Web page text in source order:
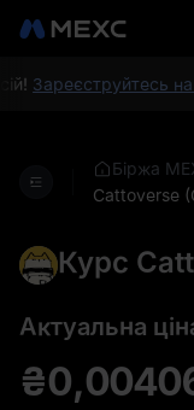
Зареєструйтесь на
Біржа
Cattoverse
Курс
Актуальна